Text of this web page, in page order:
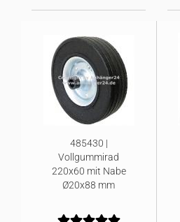
485430 |
Vollgummirad
220x60 mit Nabe
Ø20x88 mm